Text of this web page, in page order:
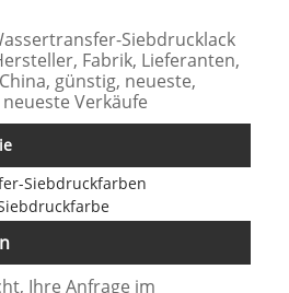
Siebdrucklack
Fabrik, Lieferanten,
günstig, neueste,
Verkäufe
Siebdruckfarben
Ihre Anfrage im